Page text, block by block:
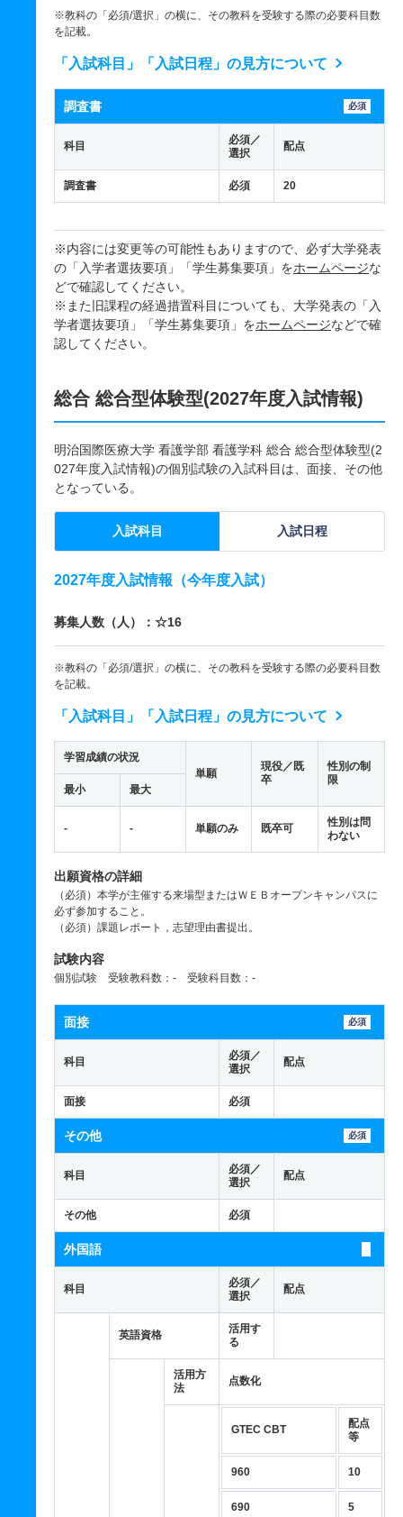
※教科の「必須/選択」の横に、その教科を受験する際の必要科目数
を記載。
「入試科目」「入試日程」の見方について
調査書 必須
科目
必須／
選択
配点
調査書 必須 20
※内容には変更等の可能性もありますので、必ず大学発表
の「入学者選抜要項」「学生募集要項」をホームページな
どで確認してください。
※また旧課程の経過措置科目についても、大学発表の「入
学者選抜要項」「学生募集要項」をホームページなどで確
認してください。
総合 総合型体験型(2027年度入試情報)
明治国際医療大学 看護学部 看護学科 総合 総合型体験型(2
027年度入試情報)の個別試験の入試科目は、面接、その他
となっている。
入試科目 入試日程
2027年度入試情報（今年度入試）
募集人数（人）：☆16
※教科の「必須/選択」の横に、その教科を受験する際の必要科目数
を記載。
「入試科目」「入試日程」の見方について
学習成績の状況
単願
現役／既
卒
性別の制
限
最小 最大
- - 単願のみ 既卒可
性別は問
わない
出願資格の詳細
（必須）本学が主催する来場型またはＷＥＢオープンキャンパスに
必ず参加すること。
（必須）課題レポート，志望理由書提出。
試験内容
個別試験 受験教科数：- 受験科目数：-
面接 必須
科目
必須／
選択
配点
面接 必須
その他 必須
科目
必須／
選択
配点
その他 必須
外国語
科目
必須／
選択
配点
英語資格
活用す
る
活用方
法
点数化
GTEC CBT
配点
等
960 10
690 5